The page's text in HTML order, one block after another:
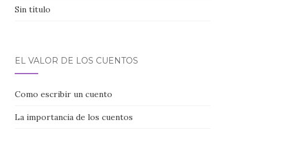
Sin título
EL VALOR DE LOS CUENTOS
Como escribir un cuento
La importancia de los cuentos